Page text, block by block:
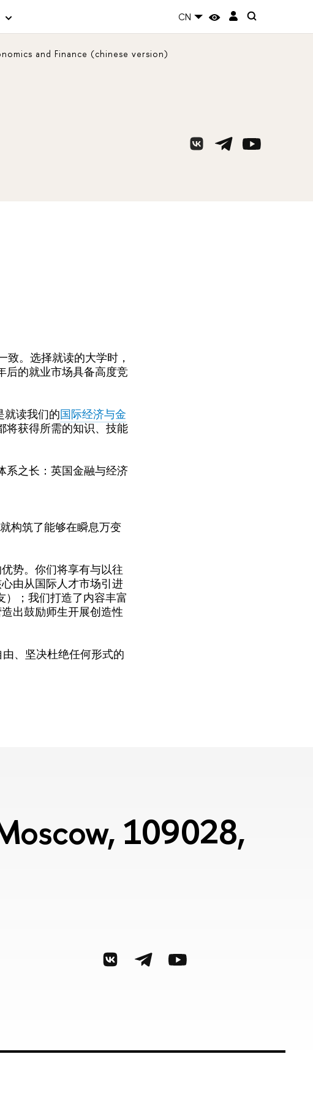
CN
and Finance (chinese version)
。选择就读的大学时，
后的就业市场具备高度竞
就读我们的国际经济与金
将获得所需的知识、技能
系之长：英国金融与经济
构筑了能够在瞬息万变
势。你们将享有与以往
由从国际人才市场引进
）；我们打造了内容丰富
出鼓励师生开展创造性
、坚决杜绝任何形式的
109028,